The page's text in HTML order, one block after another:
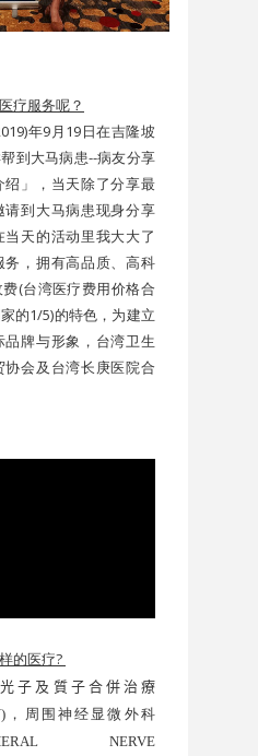
疗服务呢？
年9月19日在吉隆坡
到大马病患--病友分享
」，当天除了分享最
到大马病患现身分享
天的活动里我大大了
，拥有高品质、高科
(台湾医疗费用价格合
的1/5)的特色，为建立
牌与形象，台湾卫生
会及台湾长庚医院合
的医疗?
光子及質子合併治療
，周围神经显微外科
NERVE